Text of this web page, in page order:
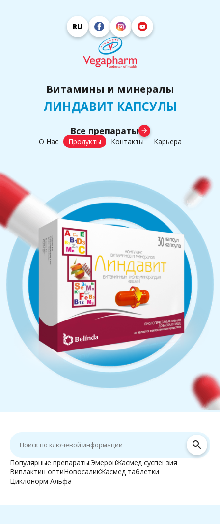
RU
Витамины и минералы
ЛИНДАВИТ КАПСУЛЫ
Все препараты arrow_forward
О Нас Продукты Контакты Карьера
search
Популярные препараты:ЭмеронЖасмед суспензия
Виплактин оптиНовосаликЖасмед таблетки
Циклонорм Альфа